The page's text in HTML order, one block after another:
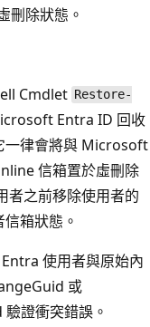
刪除狀態。
Cmdlet Restore-
Entra ID 回收
一律會將與 Microsoft
信箱置於虛刪除
者之前移除使用者的
箱狀態。
使用者與原始內
或
證衝突錯誤。